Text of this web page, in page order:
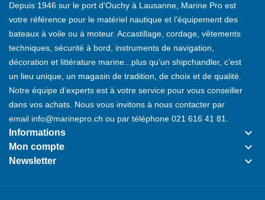
Depuis 1946 sur le port d'Ouchy à Lausanne, Marine Pro est
votre référence pour le matériel nautique et l’équipement des
bateaux à voile ou à moteur. Accastillage, cordage, vêtements
techniques, sécurité à bord, instruments de navigation,
décoration et littérature marine...plus qu’un shipchandler, c’est
un lieu unique, un magasin de tradition, de choix et de qualité.
Notre équipe d’experts est à votre service pour vous conseiller
dans vos achats. Nous vous invitons à nous contacter par
email info@marinepro.ch ou par téléphone 021 616 41 81
Informations keyboard_arrow_down
Mon compte keyboard_arrow_down
Newsletter keyboard_arrow_down